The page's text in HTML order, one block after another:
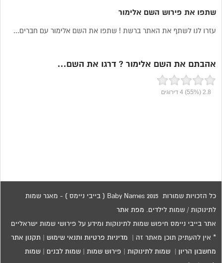
שתפו את פירוש השם אלימור
עזרו לנו לשתף את האתר ברשת ! שתפו את השם אלימור עם חברים...
אהבתם את השם אלימור ? דרגו את השם...
2.8
(55%)
4דירוגים
כל הזכויות שמורות 2015 Baby Names ( בייבי ניימס ) - מאגר שמות
לתינוקות / שמות לילדים. מפת אתר
אתר בייבי ניימס חיפוש שמות לתינוקות ומידע על פירושי שמות ישראליים
* אין להעתיק תוכן מאתר זה | מדיניות פרטיות ותנאי שימוש תקנון אתר
מחשבון הריון |שמות לתינוקות פירוש שמות |שמות לבנים |שמות